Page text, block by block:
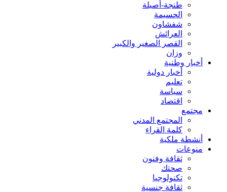
طنجة-أصيلة
الحسيمة
شفشاون
العرائش
القصر الصغير والكبير
وزان
أخبار وطنية
أخبار دولية
تعليم
سياسة
اقتصاد
مجتمع
المجتمع المدني
كلمة القراء
أنشطة ملكية
منوعات
ثقافة وفنون
صحتك
تكنولوجيا
ثقافة جنسية